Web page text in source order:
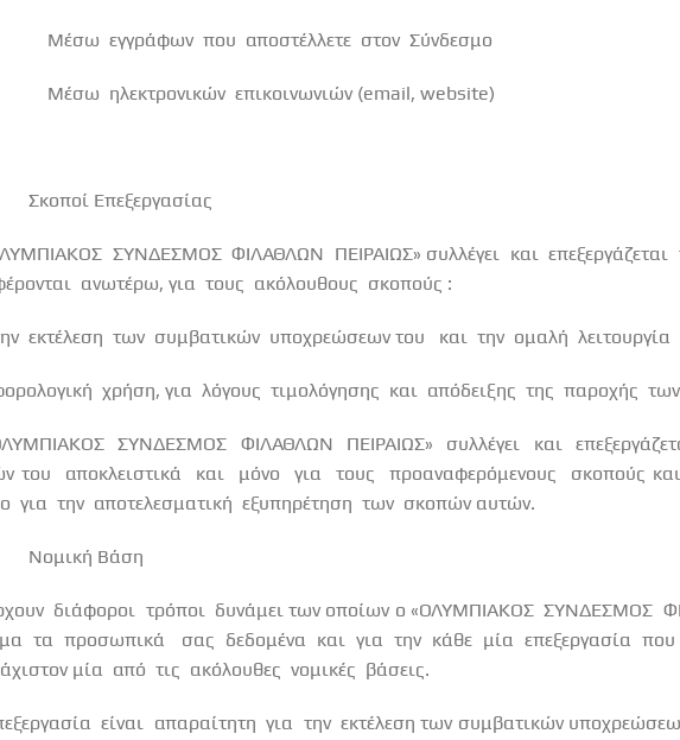
Μέσω εγγράφων που αποστέλλετε στον Σύνδεσμο
Μέσω ηλεκτρονικών επικοινωνιών (email, website)
Σκοποί Επεξεργασίας
ΣΥΝΔΕΣΜΟΣ ΦΙΛΑΘΛΩΝ ΠΕΙΡΑΙΩΣ» συλλέγει και επεξεργάζεται
ανωτέρω, για τους ακόλουθους σκοπούς :
εκτέλεση των συμβατικών υποχρεώσεων του και την ομαλή λειτουργία
χρήση, για λόγους τιμολόγησης και απόδειξης της παροχής
ΣΥΝΔΕΣΜΟΣ ΦΙΛΑΘΛΩΝ ΠΕΙΡΑΙΩΣ» συλλέγει και
του
αποκλειστικά και μόνο για τους προαναφερόμενους σκοπούς και
για την αποτελεσματική εξυπηρέτηση των σκοπών αυτών.
Νομική Βάση
διάφοροι τρόποι δυνάμει των οποίων ο «ΟΛΥΜΠΙΑΚΟΣ ΣΥΝΔΕΣΜΟΣ
τα προσωπικά σας δεδομένα και για την κάθε μία επεξεργασία που
μία από τις ακόλουθες νομικές βάσεις.
είναι απαραίτητη για την εκτέλεση των συμβατικών